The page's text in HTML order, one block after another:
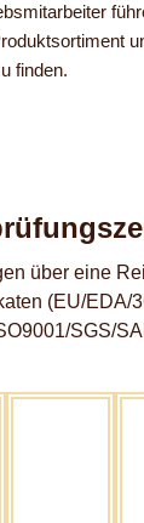
finden.
über eine
(EU/EDA/
SGS/